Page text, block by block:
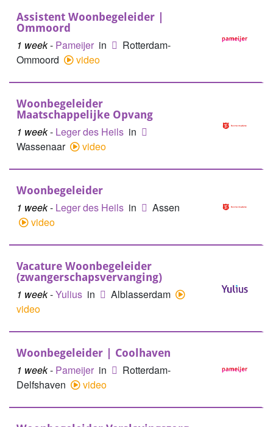
Assistent Woonbegeleider |
Ommoord
1 week- Pameijer in
Rotterdam-
Ommoord
video
Woonbegeleider
Maatschappelijke Opvang
1 week- Leger des Heils in
Wassenaar
video
Woonbegeleider
1 week- Leger des Heils in
Assen
video
Vacature Woonbegeleider
(zwangerschapsvervanging)
1 week-Yulius in
Alblasserdam
video
Woonbegeleider | Coolhaven
1 week- Pameijer in
Rotterdam-
Delfshaven
video